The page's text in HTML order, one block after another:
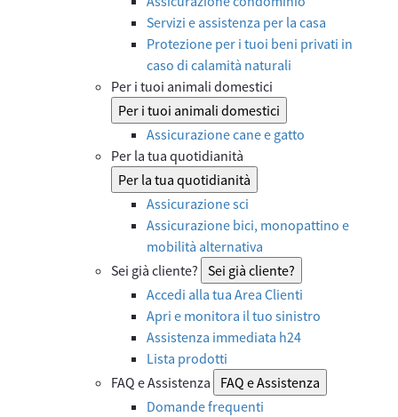
Servizi e assistenza per la casa
Protezione per i tuoi beni privati in
caso di calamità naturali
Per i tuoi animali domestici
Per i tuoi animali domestici
Assicurazione cane e gatto
Per la tua quotidianità
Per la tua quotidianità
Assicurazione sci
Assicurazione bici, monopattino e
mobilità alternativa
Sei già cliente? Sei già cliente?
Accedi alla tua Area Clienti
Apri e monitora il tuo sinistro
Assistenza immediata h24
Lista prodotti
FAQ e Assistenza
FAQ e Assistenza
Domande frequenti